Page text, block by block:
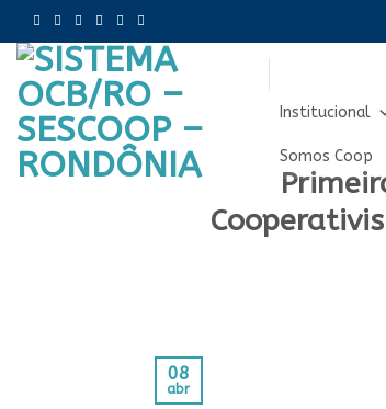
to
content
Institucional
Somos Coop
08
abr